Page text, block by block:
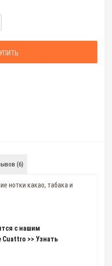
(6)
нотки какао, табака и
с нашим
>> Узнать